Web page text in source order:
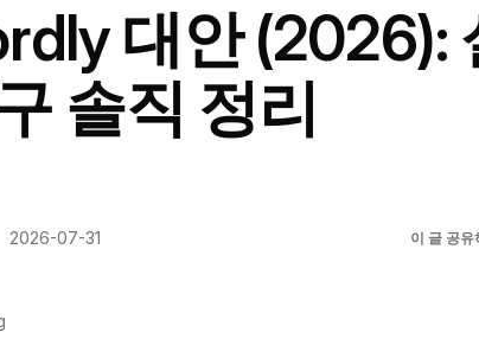
대안 (2026):
솔직 정리
·2026-07-31 이 글 공유